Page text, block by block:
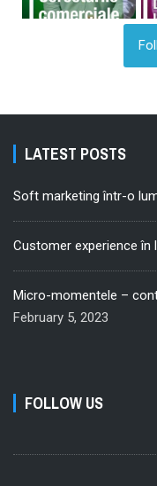
LATEST POSTS
Soft marketing într-o
Customer experience în
Micro-momentele –
February 5, 2023
FOLLOW US